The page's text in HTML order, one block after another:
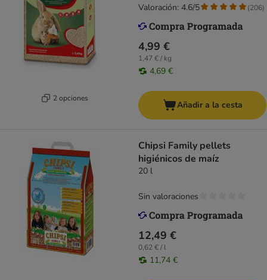
2 opciones
4,99 €
1,47 € / kg
4,69 €
Valoración: 4.6/5 (206)
Añadir a la cesta
Chipsi Family pellets
higiénicos de maíz
20 l
12,49 €
0,62 € / l
11,74 €
Sin valoraciones